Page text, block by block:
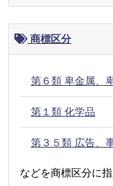
商標区分
第６類 卑金属、
第１類 化学品
第３５類 広告、
などを商標区分に